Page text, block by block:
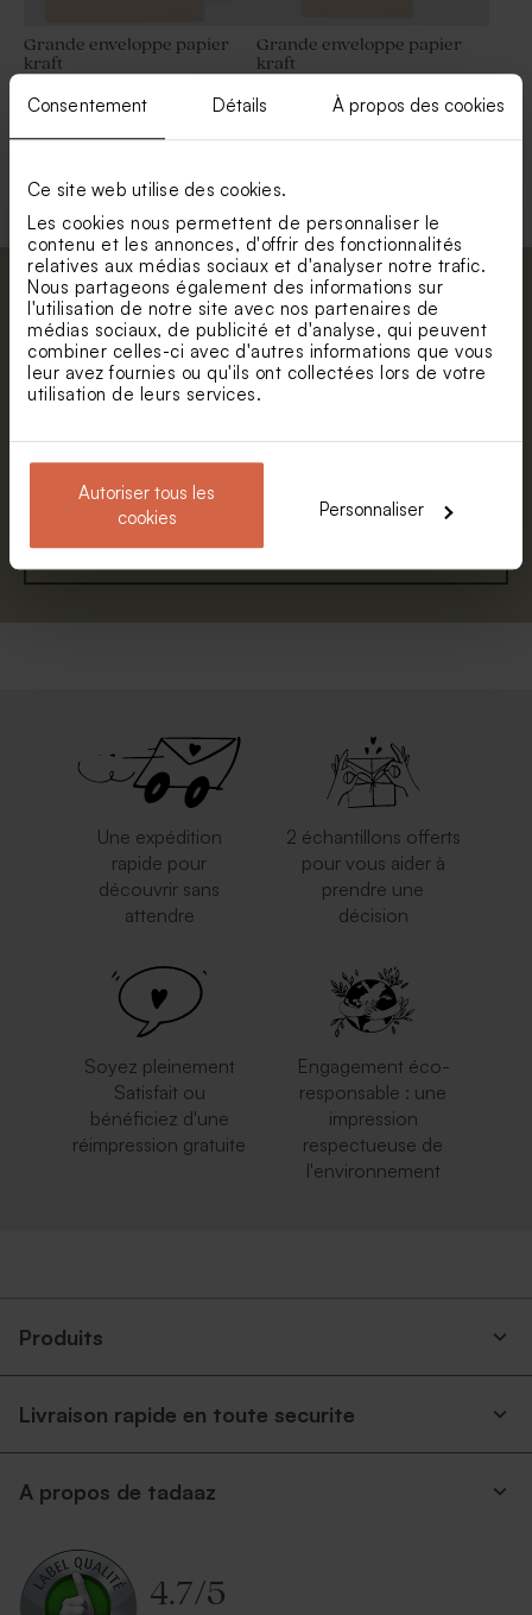
Consentement Détails À propos des cookies
Ce site web utilise des cookies.
Les cookies nous permettent de personnaliser le
contenu et les annonces, d'offrir des fonctionnalités
relatives aux médias sociaux et d'analyser notre trafic.
Nous partageons également des informations sur
l'utilisation de notre site avec nos partenaires de
médias sociaux, de publicité et d'analyse, qui peuvent
combiner celles-ci avec d'autres informations que vous
leur avez fournies ou qu'ils ont collectées lors de votre
utilisation de leurs services.
Autoriser tous les
cookies
Personnaliser
Grande enveloppe papier
kraft
Grande enveloppe papier
kraft
Abonnez-vous à la newsletter et restez
informé. Petite surprise : bénéficiez de 5%
de réduction.
Prénom
E-mail
S'abonner
Une expédition
rapide pour
découvrir sans
attendre
2 échantillons offerts
pour vous aider à
prendre une
décision
Soyez pleinement
Satisfait ou
bénéficiez d'une
réimpression gratuite
Engagement éco-
responsable : une
impression
respectueuse de
l'environnement
Produits
Livraison rapide en toute securite
A propos de tadaaz
4.7/5